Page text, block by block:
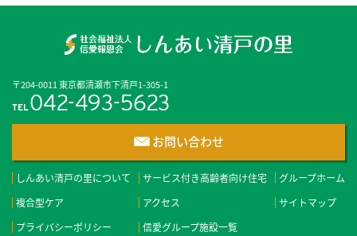
〒204-0011 東京都清瀬市下清戸1-305-1
TEL042-493-5623
お問い合わせ
しんあい清戸の里について サービス付き高齢者向け住宅
グループホーム
複合型ケア
アクセス
サイトマップ
プライバシーポリシー
信愛グループ施設一覧